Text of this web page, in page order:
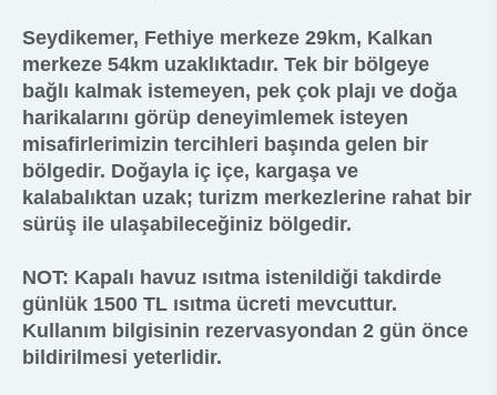
Seydikemer, Fethiye merkeze 29km, Kalkan
merkeze 54km uzaklıktadır. Tek bir bölgeye
bağlı kalmak istemeyen, pek çok plajı ve doğa
harikalarını görüp deneyimlemek isteyen
misafirlerimizin tercihleri başında gelen bir
bölgedir. Doğayla iç içe, kargaşa ve
kalabalıktan uzak; turizm merkezlerine rahat bir
sürüş ile ulaşabileceğiniz bölgedir.
NOT: Kapalı havuz ısıtma istenildiği takdirde
günlük 1500 TL ısıtma ücreti mevcuttur.
Kullanım bilgisinin rezervasyondan 2 gün önce
bildirilmesi yeterlidir.